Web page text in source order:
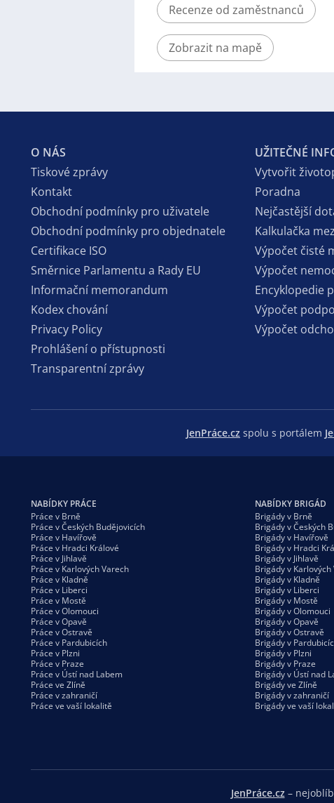
Recenze od zaměstnanců
Zobrazit na mapě
O NÁS
Tiskové zprávy
Kontakt
Obchodní podmínky pro uživatele
Obchodní podmínky pro objednatele
Certifikace ISO
Směrnice Parlamentu a Rady EU
Informační memorandum
Kodex chování
Privacy Policy
Prohlášení o přístupnosti
Transparentní zprávy
UŽITEČNÉ
Vytvořit
Poradna
Nejčastější
Kalkulačka
Výpočet čisté
Výpočet
Encyklopedie
Výpočet
Výpočet
JenPráce.cz spolu s portálem
NABÍDKY PRÁCE
Práce v Brně
Práce v Českých Budějovicích
Práce v Havířově
Práce v Hradci Králové
Práce v Jihlavě
Práce v Karlových Varech
Práce v Kladně
Práce v Liberci
Práce v Mostě
Práce v Olomouci
Práce v Opavě
Práce v Ostravě
Práce v Pardubicích
Práce v Plzni
Práce v Praze
Práce v Ústí nad Labem
Práce ve Zlíně
Práce v zahraničí
Práce ve vaší lokalitě
NABÍDKY BRIGÁD
Brigády v Brně
Brigády v Českých
Brigády v Havířově
Brigády v Hradci
Brigády v Jihlavě
Brigády v Karlových
Brigády v Kladně
Brigády v Liberci
Brigády v Mostě
Brigády v Olomouci
Brigády v Opavě
Brigády v Ostravě
Brigády v
Brigády v Plzni
Brigády v Praze
Brigády v Ústí nad
Brigády ve Zlíně
Brigády v zahraničí
Brigády ve vaší
JenPráce.cz–